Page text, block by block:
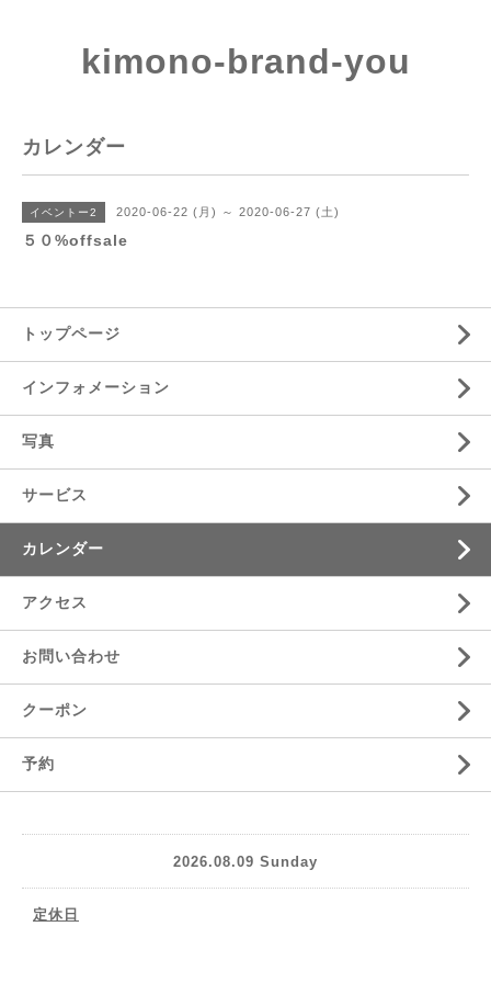
kimono-brand-you
カレンダー
イベントー2 2020-06-22 (月) ～ 2020-06-27 (土)
５０%offsale
トップページ
インフォメーション
写真
サービス
カレンダー
アクセス
お問い合わせ
クーポン
予約
2026.08.09 Sunday
定休日